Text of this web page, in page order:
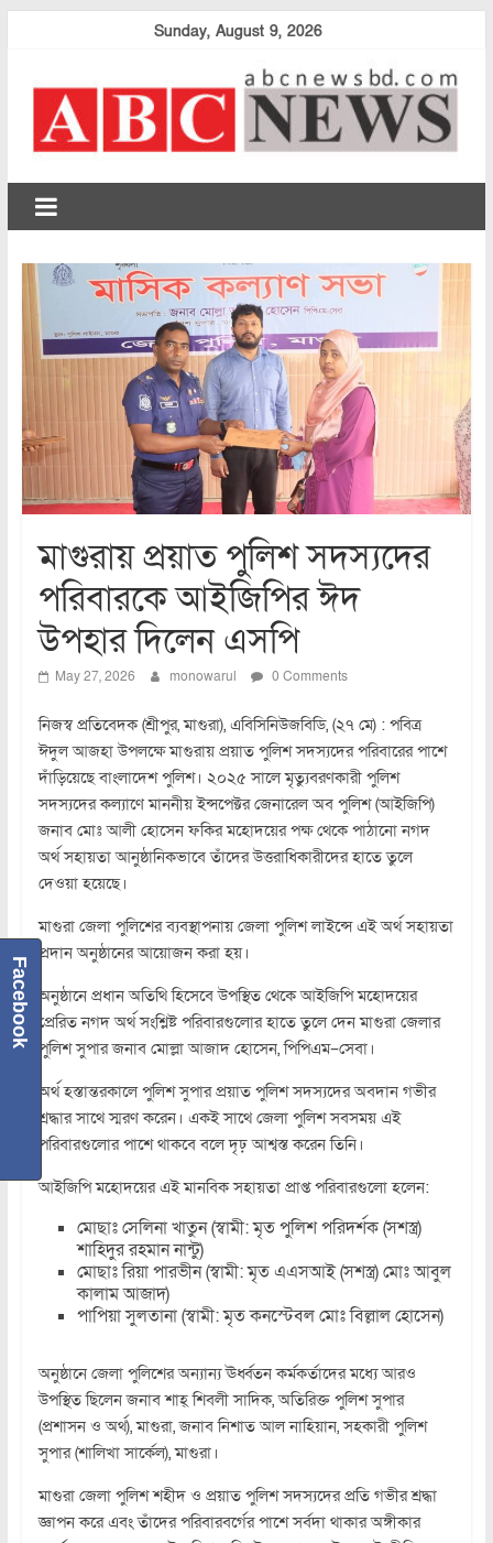
Sunday, August 9, 2026
abcnewsbd
মাগুরায় প্রয়াত পুলিশ সদস্যদের
পরিবারকে আইজিপির ঈদ
উপহার দিলেন এসপি
May 27, 2026 monowarul 0 Comments
নিজস্ব প্রতিবেদক (শ্রীপুর, মাগুরা), এবিসিনিউজবিডি, (২৭ মে) : পবিত্র
ঈদুল আজহা উপলক্ষে মাগুরায় প্রয়াত পুলিশ সদস্যদের পরিবারের পাশে
দাঁড়িয়েছে বাংলাদেশ পুলিশ। ২০২৫ সালে মৃত্যুবরণকারী পুলিশ
সদস্যদের কল্যাণে মাননীয় ইন্সপেক্টর জেনারেল অব পুলিশ (আইজিপি)
জনাব মোঃ আলী হোসেন ফকির মহোদয়ের পক্ষ থেকে পাঠানো নগদ
অর্থ সহায়তা আনুষ্ঠানিকভাবে তাঁদের উত্তরাধিকারীদের হাতে তুলে
দেওয়া হয়েছে।
মাগুরা জেলা পুলিশের ব্যবস্থাপনায় জেলা পুলিশ লাইন্সে এই অর্থ সহায়তা
প্রদান অনুষ্ঠানের আয়োজন করা হয়।
অনুষ্ঠানে প্রধান অতিথি হিসেবে উপস্থিত থেকে আইজিপি মহোদয়ের
প্রেরিত নগদ অর্থ সংশ্লিষ্ট পরিবারগুলোর হাতে তুলে দেন মাগুরা জেলার
পুলিশ সুপার জনাব মোল্লা আজাদ হোসেন, পিপিএম–সেবা।
অর্থ হস্তান্তরকালে পুলিশ সুপার প্রয়াত পুলিশ সদস্যদের অবদান গভীর
শ্রদ্ধার সাথে স্মরণ করেন। একই সাথে জেলা পুলিশ সবসময় এই
পরিবারগুলোর পাশে থাকবে বলে দৃঢ় আশ্বস্ত করেন তিনি।
আইজিপি মহোদয়ের এই মানবিক সহায়তা প্রাপ্ত পরিবারগুলো হলেন:
মোছাঃ সেলিনা খাতুন (স্বামী: মৃত পুলিশ পরিদর্শক (সশস্ত্র)
শাহিদুর রহমান নান্টু)
মোছাঃ রিয়া পারভীন (স্বামী: মৃত এএসআই (সশস্ত্র) মোঃ আবুল
কালাম আজাদ)
পাপিয়া সুলতানা (স্বামী: মৃত কনস্টেবল মোঃ বিল্লাল হোসেন)
অনুষ্ঠানে জেলা পুলিশের অন্যান্য ঊর্ধ্বতন কর্মকর্তাদের মধ্যে আরও
উপস্থিত ছিলেন জনাব শাহ্ শিবলী সাদিক, অতিরিক্ত পুলিশ সুপার
(প্রশাসন ও অর্থ), মাগুরা, জনাব নিশাত আল নাহিয়ান, সহকারী পুলিশ
সুপার (শালিখা সার্কেল), মাগুরা।
মাগুরা জেলা পুলিশ শহীদ ও প্রয়াত পুলিশ সদস্যদের প্রতি গভীর শ্রদ্ধা
জ্ঞাপন করে এবং তাঁদের পরিবারবর্গের পাশে সর্বদা থাকার অঙ্গীকার
Facebook